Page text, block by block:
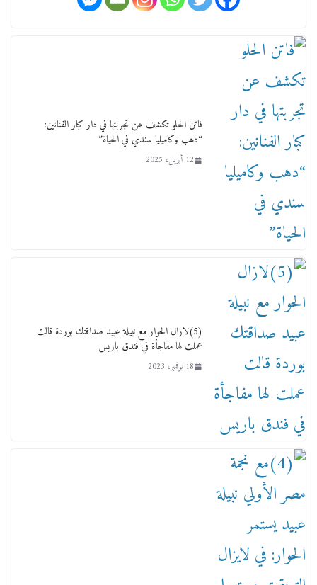
فاتن الحلو تكشف عن تجربتها في دار كبار الفنانين:
“دهب وكاميليا سندي في الحياة”
12 أبريل، 2025
(5)لازال الحوار مع نبيلة عبيد صداقتك بوردة قالت
عملت لها مفاجأة في فندق باريس
18 نوفمبر، 2023